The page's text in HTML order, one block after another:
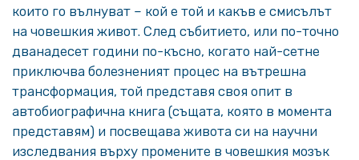
които го вълнуват – кой е той и какъв е смисълът
на човешкия живот. След събитието, или по-точно
дванадесет години по-късно, когато най-сетне
приключва болезненият процес на вътрешна
трансформация, той представя своя опит в
автобиографична книга (същата, която в момента
представям) и посвещава живота си на научни
изследвания върху промените в човешкия мозък